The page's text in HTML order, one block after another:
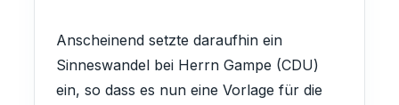
Anscheinend setzte daraufhin ein
Sinneswandel bei Herrn Gampe (CDU)
ein, so dass es nun eine Vorlage für die